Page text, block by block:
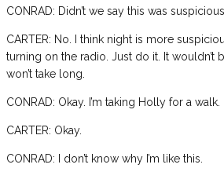
CONRAD: Didn’t we say this was
CARTER: No. I think night is more
turning on the radio. Just do it. It wouldn’t
won’t take long.
CONRAD: Okay. I’m taking Holly for a walk.
CARTER: Okay.
CONRAD: I don’t know why I’m like this.